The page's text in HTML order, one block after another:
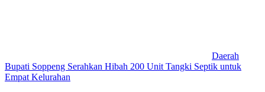
Daerah
Bupati Soppeng Serahkan Hibah 200 Unit Tangki Septik untuk
Empat Kelurahan